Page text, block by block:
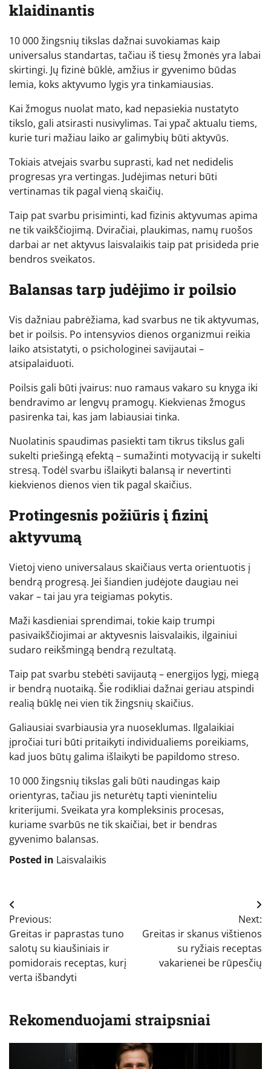
klaidinantis
10 000 žingsnių tikslas dažnai suvokiamas kaip
universalus standartas, tačiau iš tiesų žmonės yra labai
skirtingi. Jų fizinė būklė, amžius ir gyvenimo būdas
lemia, koks aktyvumo lygis yra tinkamiausias.
Kai žmogus nuolat mato, kad nepasiekia nustatyto
tikslo, gali atsirasti nusivylimas. Tai ypač aktualu tiems,
kurie turi mažiau laiko ar galimybių būti aktyvūs.
Tokiais atvejais svarbu suprasti, kad net nedidelis
progresas yra vertingas. Judėjimas neturi būti
vertinamas tik pagal vieną skaičių.
Taip pat svarbu prisiminti, kad fizinis aktyvumas apima
ne tik vaikščiojimą. Dviračiai, plaukimas, namų ruošos
darbai ar net aktyvus laisvalaikis taip pat prisideda prie
bendros sveikatos.
Balansas tarp judėjimo ir poilsio
Vis dažniau pabrėžiama, kad svarbus ne tik aktyvumas,
bet ir poilsis. Po intensyvios dienos organizmui reikia
laiko atsistatyti, o psichologinei savijautai –
atsipalaiduoti.
Poilsis gali būti įvairus: nuo ramaus vakaro su knyga iki
bendravimo ar lengvų pramogų. Kiekvienas žmogus
pasirenka tai, kas jam labiausiai tinka.
Nuolatinis spaudimas pasiekti tam tikrus tikslus gali
sukelti priešingą efektą – sumažinti motyvaciją ir sukelti
stresą. Todėl svarbu išlaikyti balansą ir nevertinti
kiekvienos dienos vien tik pagal skaičius.
Protingesnis požiūris į fizinį
aktyvumą
Vietoj vieno universalaus skaičiaus verta orientuotis į
bendrą progresą. Jei šiandien judėjote daugiau nei
vakar – tai jau yra teigiamas pokytis.
Maži kasdieniai sprendimai, tokie kaip trumpi
pasivaikščiojimai ar aktyvesnis laisvalaikis, ilgainiui
sudaro reikšmingą bendrą rezultatą.
Taip pat svarbu stebėti savijautą – energijos lygį, miegą
ir bendrą nuotaiką. Šie rodikliai dažnai geriau atspindi
realią būklę nei vien tik žingsnių skaičius.
Galiausiai svarbiausia yra nuoseklumas. Ilgalaikiai
įpročiai turi būti pritaikyti individualiems poreikiams,
kad juos būtų galima išlaikyti be papildomo streso.
10 000 žingsnių tikslas gali būti naudingas kaip
orientyras, tačiau jis neturėtų tapti vieninteliu
kriterijumi. Sveikata yra kompleksinis procesas,
kuriame svarbūs ne tik skaičiai, bet ir bendras
gyvenimo balansas.
Posted in Laisvalaikis
Navigacija
tarp
įrašų
Previous:
Greitas ir paprastas tuno
salotų su kiaušiniais ir
pomidorais receptas, kurį
verta išbandyti
Next:
Greitas ir skanus vištienos
su ryžiais receptas
vakarienei be rūpesčių
Rekomenduojami straipsniai